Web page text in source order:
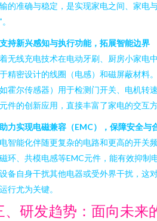
的准确与稳定，是实现家电之间、家电
支持新兴感知与执行功能，拓展智能边界
无线充电技术在电动牙刷、厨房小家电
精密设计的线圈（电感）和磁屏蔽材料
霍尔传感器）用于检测门开关、电机转
件的创新应用，直接丰富了家电的交互
助力实现电磁兼容（EMC），保障安全与
智能化伴随更复杂的电路和更高的开关
环、共模电感等EMC元件，能有效抑制
备自身干扰其他电器或受外界干扰，这
行尤为关键。
、研发趋势：面向未来